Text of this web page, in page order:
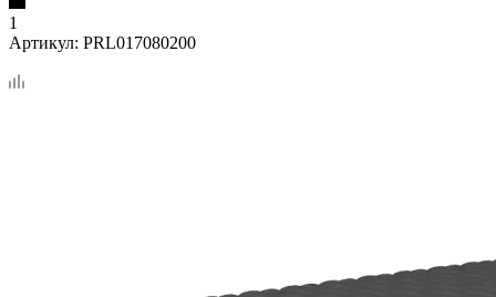
1
Артикул: PRL017080200